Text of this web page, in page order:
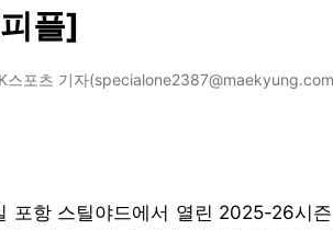
플]
스포츠 기자
포항 스틸야드에서 열린 2025-26시